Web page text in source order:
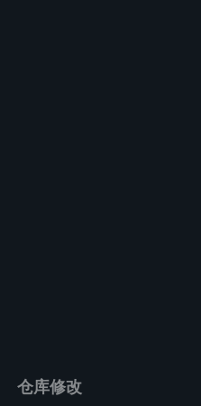
仓库修改